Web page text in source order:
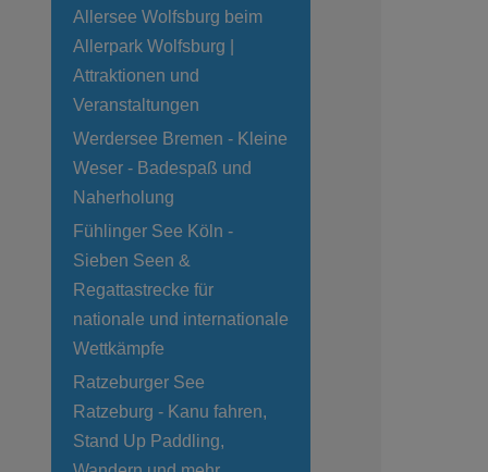
Allersee Wolfsburg beim
Allerpark Wolfsburg |
Attraktionen und
Veranstaltungen
Werdersee Bremen - Kleine
Weser - Badespaß und
Naherholung
Fühlinger See Köln -
Sieben Seen &
Regattastrecke für
nationale und internationale
Wettkämpfe
Ratzeburger See
Ratzeburg - Kanu fahren,
Stand Up Paddling,